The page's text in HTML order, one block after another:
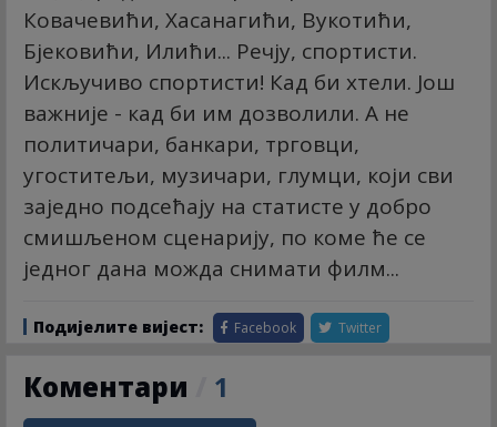
Ковачевићи, Хасанагићи, Вукотићи,
Бјековићи, Илићи... Речју, спортисти.
Искључиво спортисти! Кад би хтели. Још
важније - кад би им дозволили. А не
политичари, банкари, трговци,
угоститељи, музичари, глумци, који сви
заједно подсећају на статисте у добро
смишљеном сценарију, по коме ће се
једног дана можда снимати филм...
Подијелите вијест: Facebook Twitter
Коментари 1